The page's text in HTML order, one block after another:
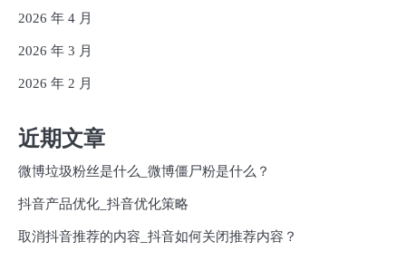
2026 年 4 月
2026 年 3 月
2026 年 2 月
近期文章
微博垃圾粉丝是什么_微博僵尸粉是什么？
抖音产品优化_抖音优化策略
取消抖音推荐的内容_抖音如何关闭推荐内容？